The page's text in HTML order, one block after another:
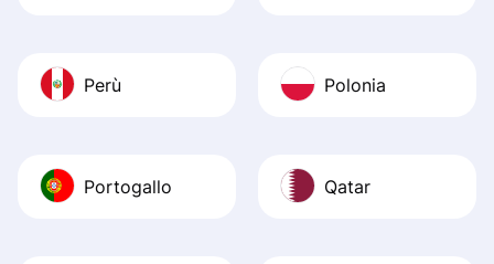
Perù Polonia
Portogallo Qatar